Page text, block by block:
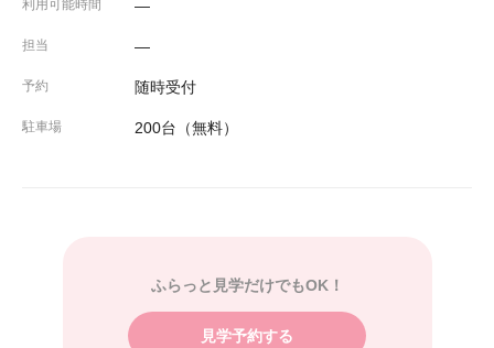
利用可能時間 ―
担当 ―
予約 随時受付
駐車場 200台（無料）
ふらっと見学だけでもOK！
見学予約する